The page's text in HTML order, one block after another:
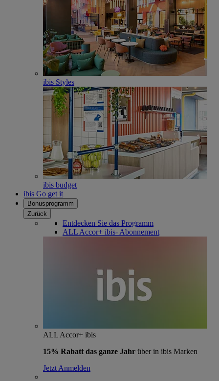
ibis Styles
ibis budget
ibis Go get it
Bonusprogramm
Zurück
Entdecken Sie das Programm
ALL Accor+ ibis- Abonnement
ALL Accor+ ibis
15% Rabatt das ganze Jahr über in ibis Marken
Jetzt Anmelden